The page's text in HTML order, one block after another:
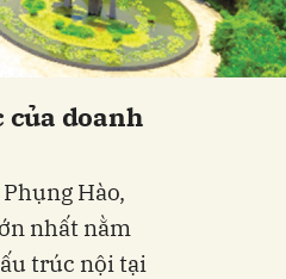
của doanh
Hào,
nhất nằm
trúc nội tại